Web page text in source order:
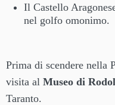
Il Castello
nel golfo omonimo.
Prima di scendere nella
visita al Museo di
Taranto.